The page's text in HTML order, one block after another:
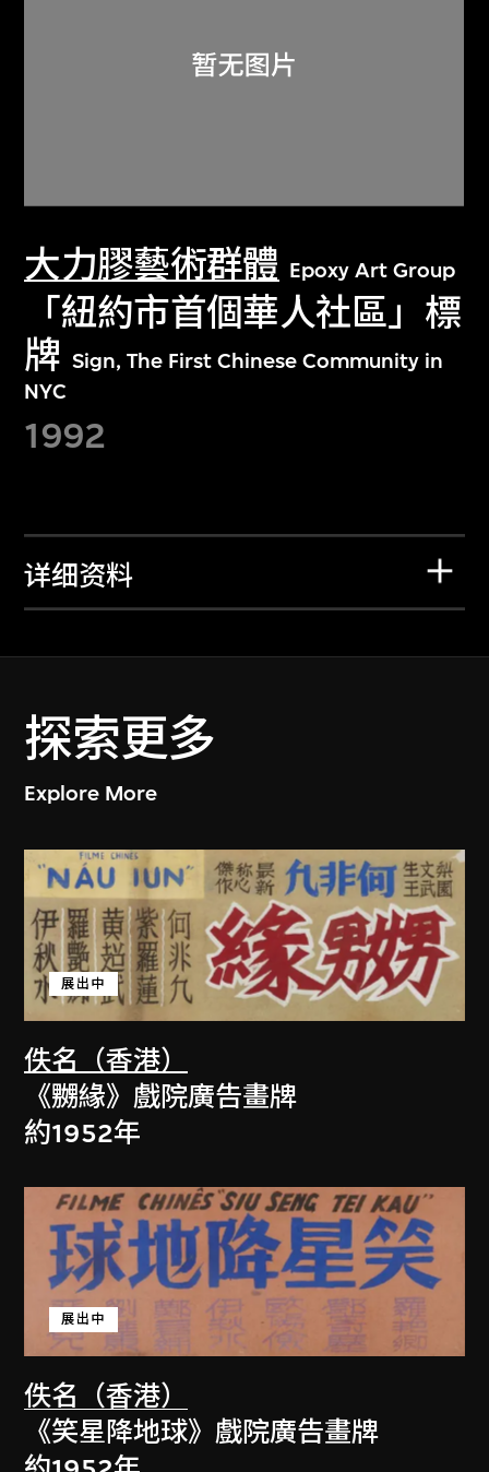
大力膠藝術群體 Epoxy Art Group
「紐約市首個華人社區」標
牌 Sign, The First Chinese Community in
NYC
1992
详细资料
探索更多
Explore More
佚名（香港）
展出中
《嬲緣》戲院廣告畫牌
約1952年
佚名（香港）
展出中
《笑星降地球》戲院廣告畫牌